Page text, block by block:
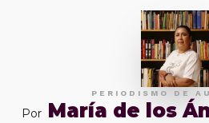
PERIODISMO DE
Por María de los